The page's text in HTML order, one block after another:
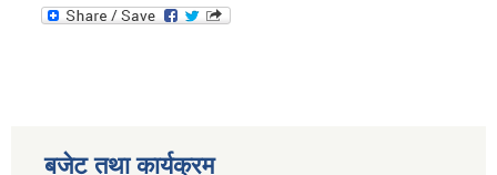
बजेट तथा कार्यक्रम